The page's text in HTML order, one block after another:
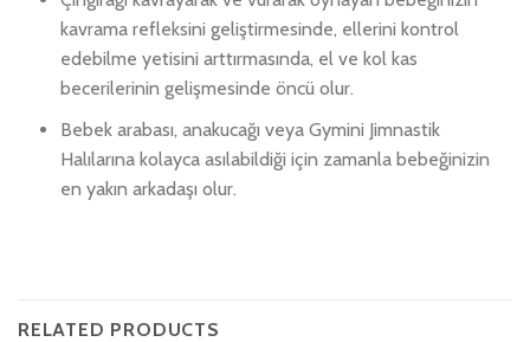
kavrama refleksini geliştirmesinde, ellerini kontrol
edebilme yetisini arttırmasında, el ve kol kas
becerilerinin gelişmesinde öncü olur.
Bebek arabası, anakucağı veya Gymini Jimnastik
Halılarına kolayca asılabildiği için zamanla bebeğinizin
en yakın arkadaşı olur.
RELATED PRODUCTS